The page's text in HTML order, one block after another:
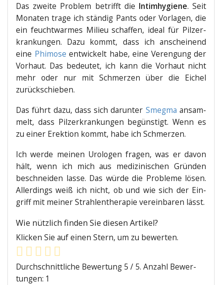
Das zwei­te Pro­blem betrifft die Intim­hy­gie­ne. Seit
Mona­ten tra­ge ich stän­dig Pants oder Vor­la­gen, die
ein feucht­war­mes Milieu schaf­fen, ide­al für Pilz­er­
kran­kun­gen. Dazu kommt, dass ich anschei­nend
eine Phi­mo­se ent­wi­ckelt habe, eine Ver­en­gung der
Vor­haut. Das bedeu­tet, ich kann die Vor­haut nicht
mehr oder nur mit Schmer­zen über die Eichel
zurückschieben.
Das führt dazu, dass sich dar­un­ter Smeg­ma ansam­
melt, dass Pilz­er­kran­kun­gen begüns­tigt. Wenn es
zu einer Erek­ti­on kommt, habe ich Schmerzen.
Ich wer­de mei­nen Uro­lo­gen fra­gen, was er davon
hält, wenn ich mich aus medi­zi­ni­schen Grün­den
beschnei­den las­se. Das wür­de die Pro­ble­me lösen.
Aller­dings weiß ich nicht, ob und wie sich der Ein­
griff mit mei­ner Strah­len­the­ra­pie ver­ein­ba­ren lässt.
Wie nütz­lich fin­den Sie die­sen Artikel?
Kli­cken Sie auf einen Stern, um zu bewerten.
Durch­schnitt­li­che Bewer­tung 5 / 5. Anzahl Bewer­
tun­gen: 1